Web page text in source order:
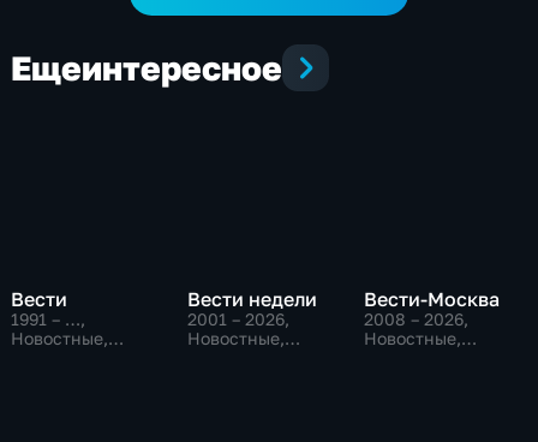
Ещеинтересное
Вести
1991 – …,
Новостные,
Вести недели
2001 – 2026,
Новостные,
Вести-Москва
2008 – 2026,
Новостные,